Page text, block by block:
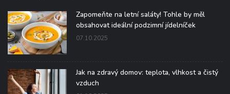
Zapomeňte na letní saláty! Tohle by měl
obsahovat ideální podzimní jídelníček
07.10.2025
Jak na zdravý domov: teplota, vlhkost a čistý
vzduch